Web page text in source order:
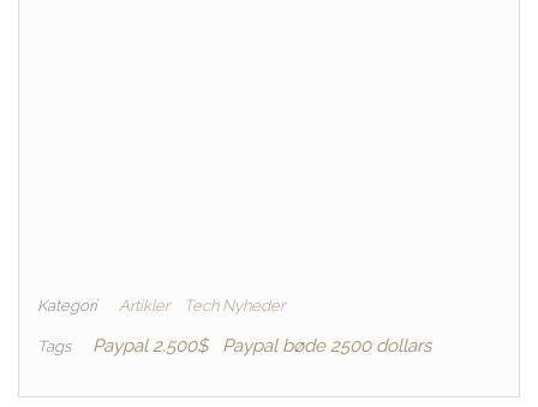
Kategori Artikler Tech Nyheder
Tags Paypal 2.500$ Paypal bøde 2500 dollars